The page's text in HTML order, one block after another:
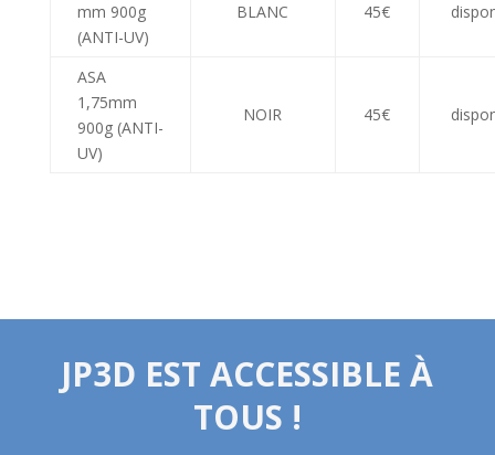
mm 900g
(ANTI-UV)
BLANC 45€
ASA
1,75mm
900g (ANTI-
UV)
NOIR 45€
JP3D EST ACCESSIBLE À
TOUS !